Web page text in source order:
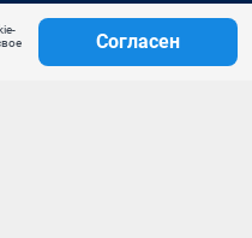
Согласен